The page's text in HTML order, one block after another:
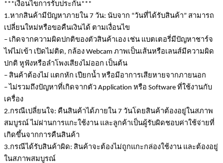
***เงื่อนไขการรับประกัน***
1.หากสินค้ามีปัญหาภายใน 7 วัน: นับจาก “วันที่ได้รับสินค้า” สามารถ
เปลี่ยนใหม่หรือขอคืนเงินได้ ตามเงื่อนไข
– เกิดจากความผิดปกติของตัวสินค้าเอง เช่น แบตเตอรี่มีปัญหาชาร์จ
ไฟไม่เข้า เปิดไม่ติด, กล้อง Webcam ภาพเป็นเส้นหรือเลนส์มีความผิด
ปกติ หูฟังหรือลำโพงเสียงไม่ออก เป็นต้น
– สินค้าต้องไม่ แตกหัก เปียกน้ำ หรือมีอาการเสียหายจากภายนอก
– ไม่รวมถึงปัญหาที่เกิดจากตัว Application หรือ Software ที่ใช้งานกับ
เครื่อง
2.กรณีเปลี่ยนใจ: คืนสินค้าได้ภายใน 7 วันโดยสินค้าต้องอยู่ในสภาพ
สมบูรณ์ ไม่ผ่านการแกะใช้งาน และลูกค้าเป็นผู้รับผิดชอบค่าใช้จ่ายที่
เกิดขึ้นจากการคืนสินค้า
3.กรณีได้รับสินค้าผิด: สินค้าจะต้องไม่ถูกแกะกล่องใช้งาน และต้องอยู่
ในสภาพสมบูรณ์